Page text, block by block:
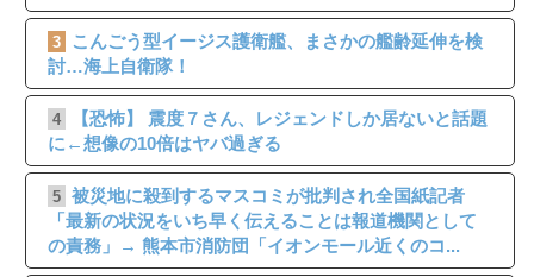
3
こんごう型イージス護衛艦、まさかの艦齢延伸を検
討…海上自衛隊！
4
【恐怖】 震度７さん、レジェンドしか居ないと話題
に←想像の10倍はヤバ過ぎる
5 被災地に殺到するマスコミが批判され全国紙記者
「最新の状況をいち早く伝えることは報道機関として
の責務」→ 熊本市消防団「イオンモール近くのコ...